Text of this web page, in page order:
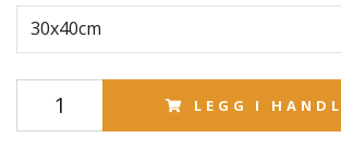
30x40cm
LEGG I